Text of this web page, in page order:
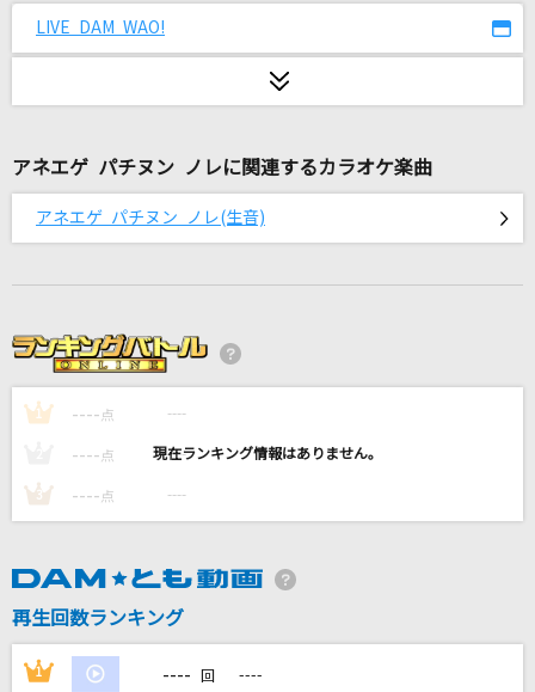
[生音]Sign
夏祭り
[生音]スパークル (movie ver.)
RADWIMPS
シンデレラガール
青のすみか
キタニタツヤ
高橋洋子
T.M.Revolution
チョコチョコ☆ラビッツレボリューション
ちょこらび
LIVE DAM WAO!
アネエゲ パチヌン ノレに関連するカラオケ楽曲
アネエゲ パチヌン ノレ(生音)
1 ---- 点 ----
---- 点 ----
3 ---- 点 ----
再生回数ランキング
1 ---- 回 ----